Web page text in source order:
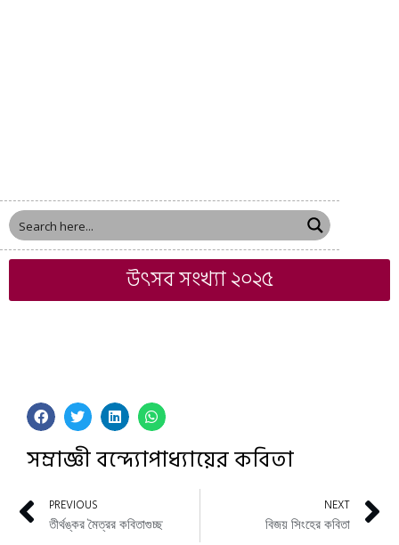
উৎসব সংখ্যা ২০২৫
সম্রাজ্ঞী বন্দ্যোপাধ্যায়ের কবিতা
PREVIOUS
তীর্থঙ্কর মৈত্রর কবিতাগুচ্ছ
NEXT
বিজয় সিংহের কবিতা